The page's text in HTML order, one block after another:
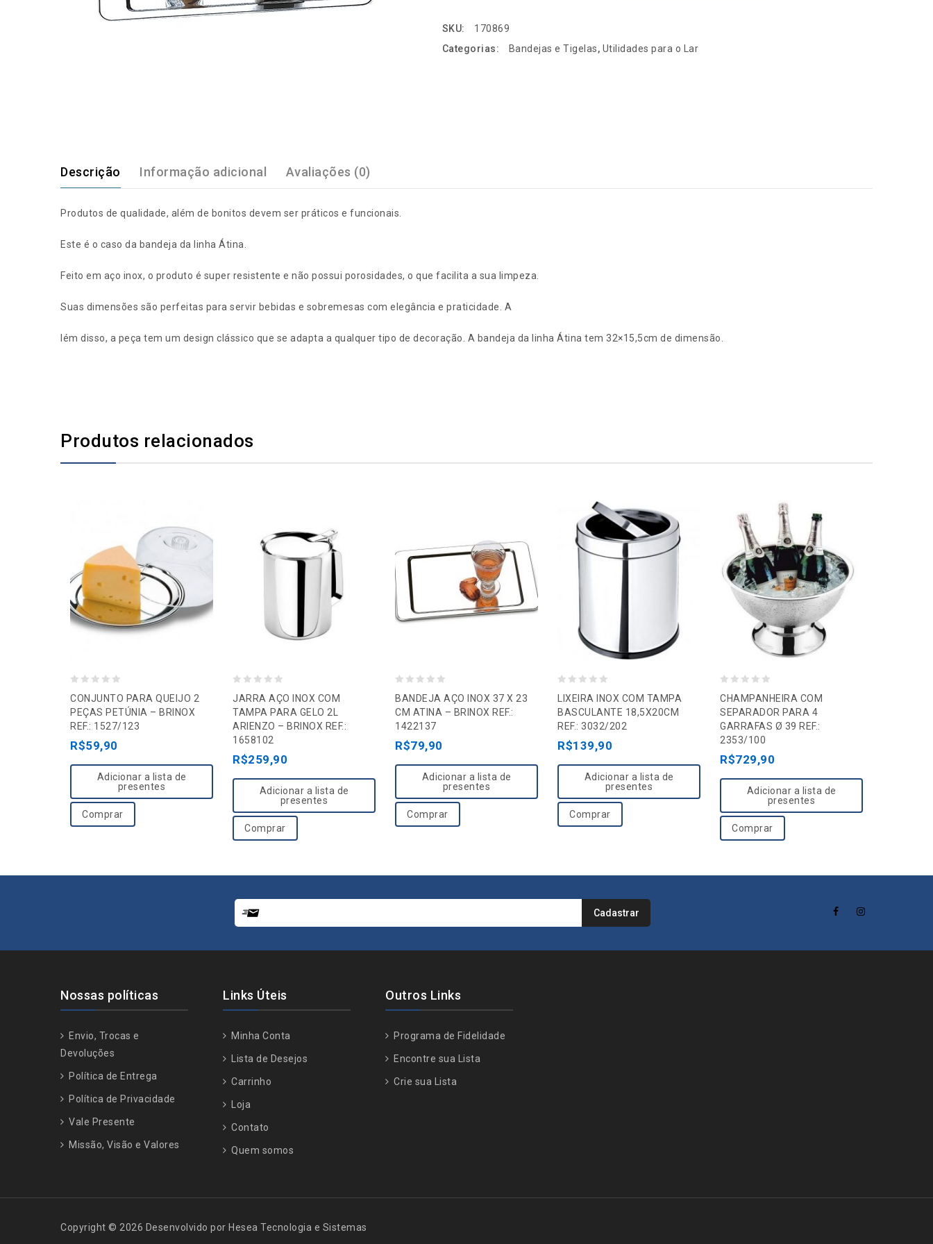
SKU:
170869
Categorias:
Bandejas e Tigelas, Utilidades para o Lar
Descrição Informação adicional Avaliações (0)
Produtos de qualidade, além de bonitos devem ser práticos e funcionais.
Este é o caso da bandeja da linha Átina.
Feito em aço inox, o produto é super resistente e não possui porosidades, o que facilita a sua limpeza.
Suas dimensões são perfeitas para servir bebidas e sobremesas com elegância e praticidade. A
lém disso, a peça tem um design clássico que se adapta a qualquer tipo de decoração. A bandeja da linha Átina tem 32×15,5cm de dimensão.
Produtos relacionados
o
u
t
5
CONJUNTO PARA QUEIJO 2
PEÇAS PETÚNIA – BRINOX
REF.: 1527/123
R$59,90
Adicionar a lista de
presentes
Comprar
o
u
t
o
f
JARRA AÇO INOX COM
TAMPA PARA GELO 2L
ARIENZO – BRINOX REF.:
1658102
R$259,90
Adicionar a lista de
presentes
Comprar
o
u
t
5
BANDEJA AÇO INOX 37 X 23
CM ATINA – BRINOX REF.:
1422137
R$79,90
Adicionar a lista de
presentes
Comprar
o
u
t
5
LIXEIRA INOX COM TAMPA
BASCULANTE 18,5X20CM
REF.: 3032/202
R$139,90
Adicionar a lista de
presentes
Comprar
o
u
t
o
f
CHAMPANHEIRA COM
SEPARADOR PARA 4
GARRAFAS Ø 39 REF.:
2353/100
R$729,90
Adicionar a lista de
presentes
Comprar
Nossas políticas
Envio, Trocas e
Devoluções
Política de Entrega
Política de Privacidade
Vale Presente
Missão, Visão e Valores
Links Úteis
Minha Conta
Lista de Desejos
Carrinho
Loja
Contato
Quem somos
Outros Links
Programa de Fidelidade
Encontre sua Lista
Crie sua Lista
Copyright © 2026 Desenvolvido por Hesea Tecnologia e Sistemas